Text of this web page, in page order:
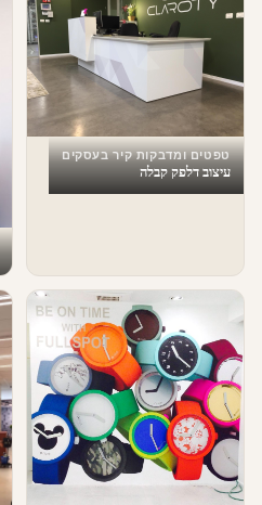
טפטים ומדבקות קיר בעסקים
עיצוב דלפק קבלה